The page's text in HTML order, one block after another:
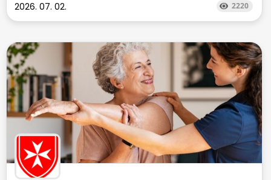
2026. 07. 02. 2220